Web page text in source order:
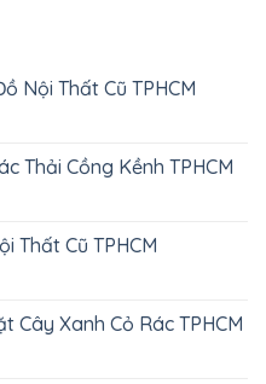
Nội Thất Cũ TPHCM
Thải Cồng Kềnh TPHCM
Thất Cũ TPHCM
Cây Xanh Cỏ Rác TPHCM